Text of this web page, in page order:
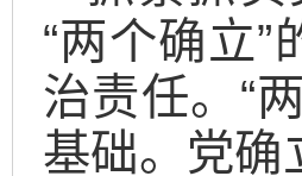
“两个确立
治责任。“
基础。党确